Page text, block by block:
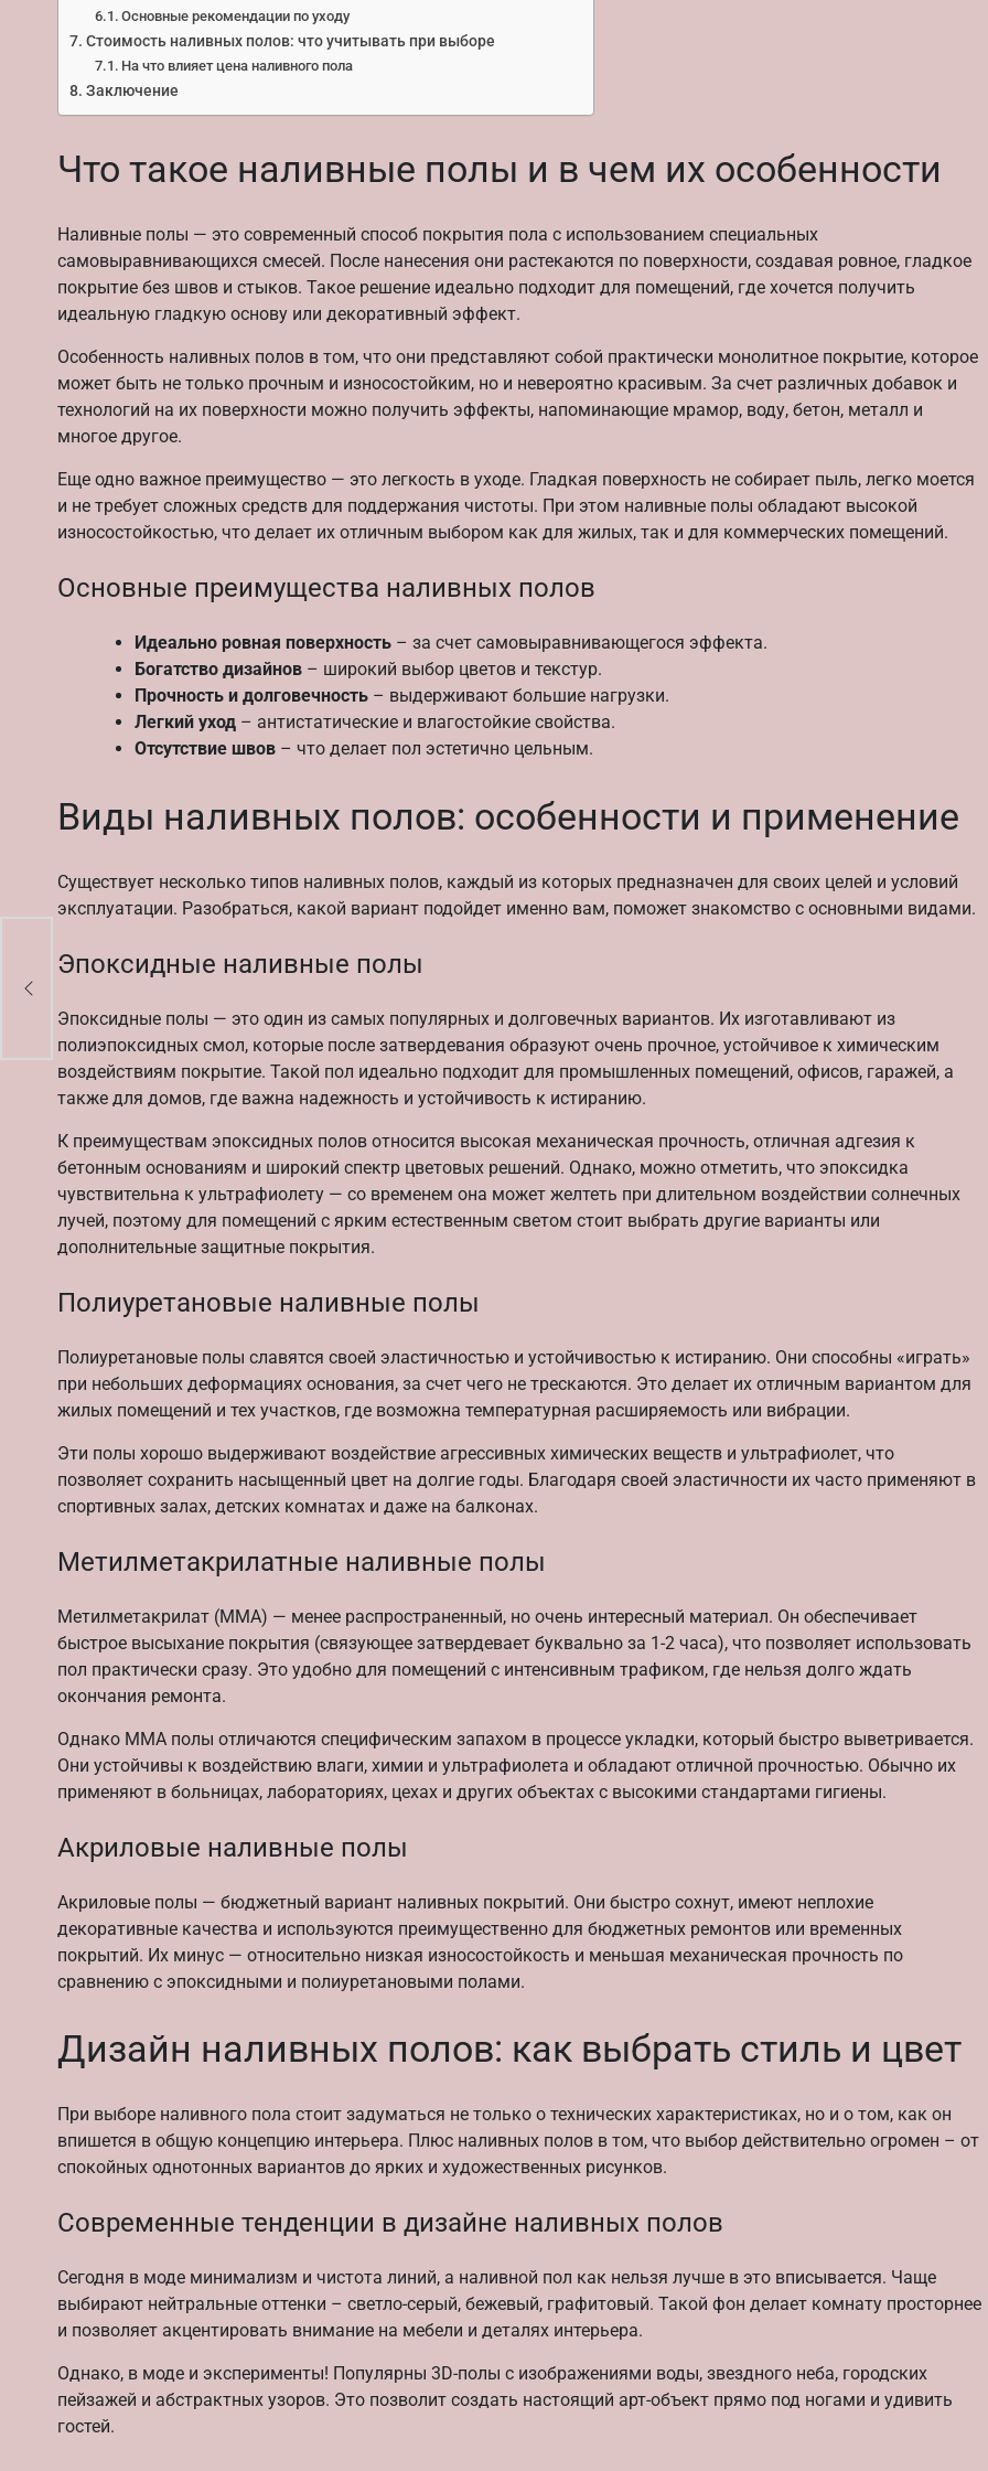
Основные рекомендации по уходу
Стоимость наливных полов: что учитывать при выборе
На что влияет цена наливного пола
Заключение
Что такое наливные полы и в чем их особенности
Наливные полы — это современный способ покрытия пола с использованием специальных
самовыравнивающихся смесей. После нанесения они растекаются по поверхности, создавая ровное, гладкое
покрытие без швов и стыков. Такое решение идеально подходит для помещений, где хочется получить
идеальную гладкую основу или декоративный эффект.
Особенность наливных полов в том, что они представляют собой практически монолитное покрытие, которое
может быть не только прочным и износостойким, но и невероятно красивым. За счет различных добавок и
технологий на их поверхности можно получить эффекты, напоминающие мрамор, воду, бетон, металл и
многое другое.
Еще одно важное преимущество — это легкость в уходе. Гладкая поверхность не собирает пыль, легко моется
и не требует сложных средств для поддержания чистоты. При этом наливные полы обладают высокой
износостойкостью, что делает их отличным выбором как для жилых, так и для коммерческих помещений.
Основные преимущества наливных полов
Идеально ровная поверхность – за счет самовыравнивающегося эффекта.
Богатство дизайнов – широкий выбор цветов и текстур.
Прочность и долговечность – выдерживают большие нагрузки.
Легкий уход – антистатические и влагостойкие свойства.
Отсутствие швов – что делает пол эстетично цельным.
Виды наливных полов: особенности и применение
Существует несколько типов наливных полов, каждый из которых предназначен для своих целей и условий
эксплуатации. Разобраться, какой вариант подойдет именно вам, поможет знакомство с основными видами.
Эпоксидные наливные полы
Эпоксидные полы — это один из самых популярных и долговечных вариантов. Их изготавливают из
полиэпоксидных смол, которые после затвердевания образуют очень прочное, устойчивое к химическим
воздействиям покрытие. Такой пол идеально подходит для промышленных помещений, офисов, гаражей, а
также для домов, где важна надежность и устойчивость к истиранию.
К преимуществам эпоксидных полов относится высокая механическая прочность, отличная адгезия к
бетонным основаниям и широкий спектр цветовых решений. Однако, можно отметить, что эпоксидка
чувствительна к ультрафиолету — со временем она может желтеть при длительном воздействии солнечных
лучей, поэтому для помещений с ярким естественным светом стоит выбрать другие варианты или
дополнительные защитные покрытия.
Полиуретановые наливные полы
Полиуретановые полы славятся своей эластичностью и устойчивостью к истиранию. Они способны «играть»
при небольших деформациях основания, за счет чего не трескаются. Это делает их отличным вариантом для
жилых помещений и тех участков, где возможна температурная расширяемость или вибрации.
Эти полы хорошо выдерживают воздействие агрессивных химических веществ и ультрафиолет, что
позволяет сохранить насыщенный цвет на долгие годы. Благодаря своей эластичности их часто применяют в
спортивных залах, детских комнатах и даже на балконах.
Метилметакрилатные наливные полы
Метилметакрилат (ММА) — менее распространенный, но очень интересный материал. Он обеспечивает
быстрое высыхание покрытия (связующее затвердевает буквально за 1-2 часа), что позволяет использовать
пол практически сразу. Это удобно для помещений с интенсивным трафиком, где нельзя долго ждать
окончания ремонта.
Однако ММА полы отличаются специфическим запахом в процессе укладки, который быстро выветривается.
Они устойчивы к воздействию влаги, химии и ультрафиолета и обладают отличной прочностью. Обычно их
применяют в больницах, лабораториях, цехах и других объектах с высокими стандартами гигиены.
Акриловые наливные полы
Акриловые полы — бюджетный вариант наливных покрытий. Они быстро сохнут, имеют неплохие
декоративные качества и используются преимущественно для бюджетных ремонтов или временных
покрытий. Их минус — относительно низкая износостойкость и меньшая механическая прочность по
сравнению с эпоксидными и полиуретановыми полами.
Дизайн наливных полов: как выбрать стиль и цвет
При выборе наливного пола стоит задуматься не только о технических характеристиках, но и о том, как он
впишется в общую концепцию интерьера. Плюс наливных полов в том, что выбор действительно огромен – от
спокойных однотонных вариантов до ярких и художественных рисунков.
Современные тенденции в дизайне наливных полов
Сегодня в моде минимализм и чистота линий, а наливной пол как нельзя лучше в это вписывается. Чаще
выбирают нейтральные оттенки – светло-серый, бежевый, графитовый. Такой фон делает комнату просторнее
и позволяет акцентировать внимание на мебели и деталях интерьера.
Однако, в моде и эксперименты! Популярны 3D-полы с изображениями воды, звездного неба, городских
пейзажей и абстрактных узоров. Это позволит создать настоящий арт-объект прямо под ногами и удивить
гостей.